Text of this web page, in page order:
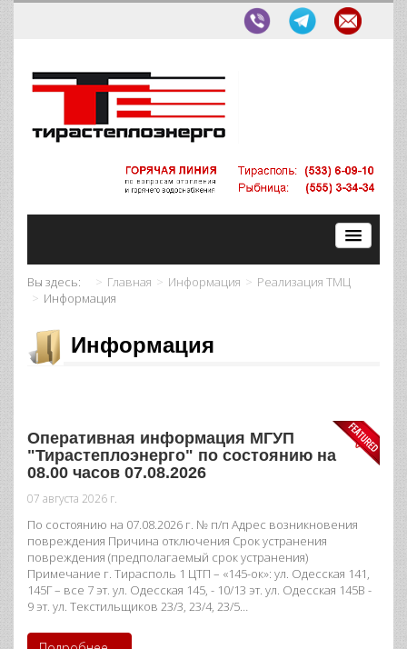
Вы здесь: Главная Информация
Реализация ТМЦ
Информация
Информация
Оперативная информация МГУП
"Тирастеплоэнерго" по состоянию на
08.00 часов 07.08.2026
07 августа 2026 г.
По состоянию на 07.08.2026 г. № п/п Адрес возникновения
повреждения Причина отключения Срок устранения
повреждения (предполагаемый срок устранения)
Примечание г. Тирасполь 1 ЦТП – «145-ок»: ул. Одесская 141,
145Г – все 7 эт. ул. Одесская 145, - 10/13 эт. ул. Одесская 145В -
9 эт. ул. Текстильщиков 23/3, 23/4, 23/5…